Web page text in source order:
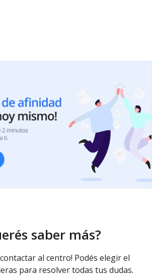
saber más?
al centro! Podés elegir el
para resolver todas tus dudas.